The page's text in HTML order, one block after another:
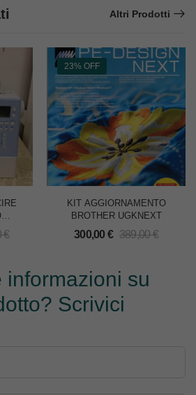
Altri Prodotti
€
23% OFF
KIT AGGIORNAMENTO
BROTHER UGKNEXT
300,00 € 389,00€
informazioni su
Scrivici